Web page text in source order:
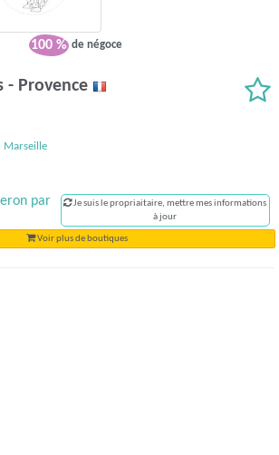
100 % de négoce
- Provence
Marseille
par
Je suis le propriaitaire, mettre mes informations
à jour
Voir plus de boutiques